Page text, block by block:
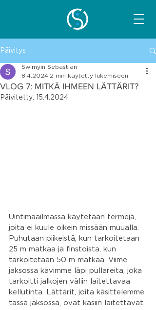
Päivitys
VLOG 7: MITKÄ IHMEEN LÄTTÄRIT?
Swimyin Sebastian
8.4.2024 2 min käytetty lukemiseen
Päivitetty: 15.4.2024
Uintimaailmassa käytetään termejä,
joita ei kuule oikein missään muualla.
Puhutaan piikeistä, kun tarkoitetaan
25 m matkaa ja finstoista, kun
tarkoitetaan 50 m matkaa. Viime
jaksossa kävimme läpi pullareita, joka
tarkoitti jalkojen väliin laitettavaa
kellutinta. Lättärit, joita käsittelemme
tässä jaksossa, ovat käsiin laitettavat